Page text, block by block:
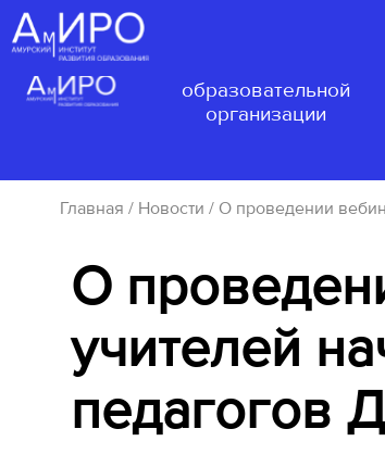
образовательной
организации
Главная / Новости / О проведении
О
учителей
педагогов